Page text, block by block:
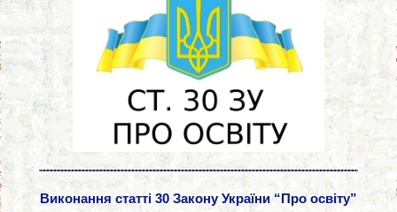
Виконання статті 30 Закону України “Про освіту”